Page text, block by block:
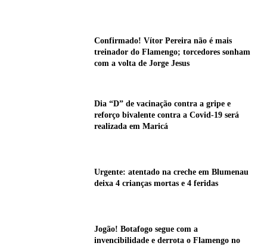
Confirmado! Vítor Pereira não é mais
treinador do Flamengo; torcedores sonham
com a volta de Jorge Jesus
Dia “D” de vacinação contra a gripe e
reforço bivalente contra a Covid-19 será
realizada em Maricá
Urgente: atentado na creche em Blumenau
deixa 4 crianças mortas e 4 feridas
Jogão! Botafogo segue com a
invencibilidade e derrota o Flamengo no